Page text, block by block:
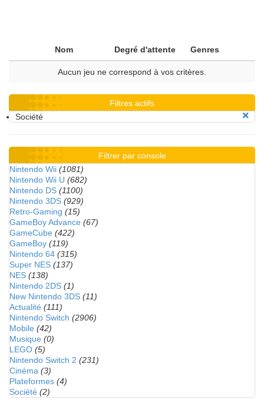
Nom Degré d'attente Genres
Aucun jeu ne correspond à vos critères.
Filtres actifs
Société
Filtrer par console
Nintendo Wii (1081)
Nintendo Wii U (682)
Nintendo DS (1100)
Nintendo 3DS (929)
Retro-Gaming (15)
GameBoy Advance (67)
GameCube (422)
GameBoy (119)
Nintendo 64 (315)
Super NES (137)
NES (138)
Nintendo 2DS (1)
New Nintendo 3DS (11)
Actualité (111)
Nintendo Switch (2906)
Mobile (42)
Musique (0)
LEGO (5)
Nintendo Switch 2 (231)
Cinéma (3)
Plateformes (4)
Société (2)